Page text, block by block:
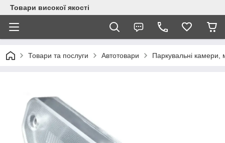
Товари високої якості
Товари та послуги Автотовари Паркувальні камери,